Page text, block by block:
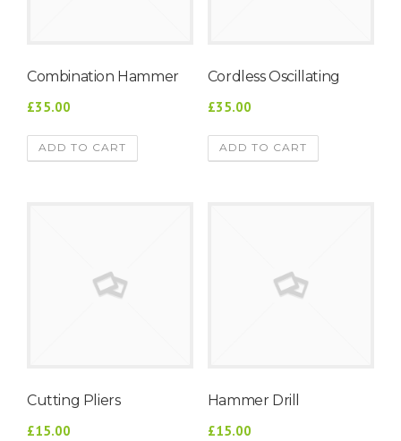
Combination Hammer
£35.00
ADD TO CART
Cordless Oscillating
£35.00
ADD TO CART
Cutting Pliers
£15.00
Hammer Drill
£15.00